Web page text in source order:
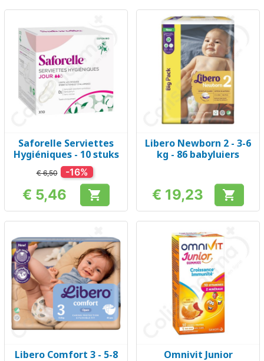
Saforelle Serviettes
Hygiéniques - 10 stuks
€ 6,50 -16%
Prijs
€ 5,46 
Libero Newborn 2 - 3-6
kg - 86 babyluiers
Prijs
€ 19,23 
Libero Comfort 3 - 5-8
Omnivit Junior